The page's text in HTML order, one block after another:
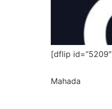
[dflip
Mahada